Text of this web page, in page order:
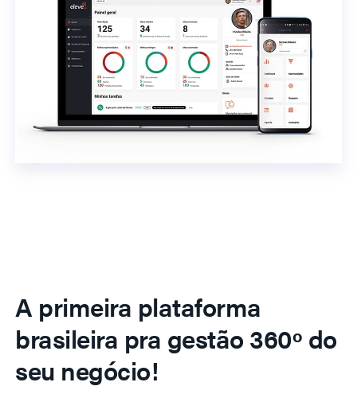
A primeira plataforma
brasileira pra gestão 360º do
seu negócio!